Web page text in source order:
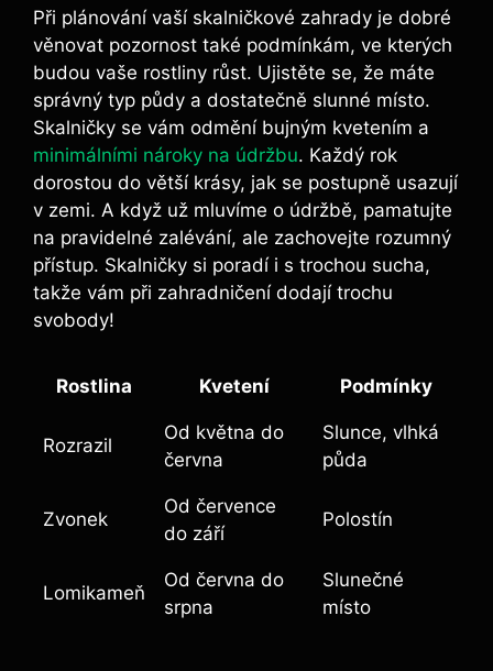
Při plánování vaší skalničkové zahrady je dobré
věnovat pozornost také podmínkám, ve kterých
budou vaše rostliny růst. Ujistěte se, že máte
správný typ půdy a dostatečně slunné místo.
Skalničky se vám odmění bujným kvetením a
minimálními nároky na údržbu. Každý rok
dorostou do větší krásy, jak se postupně usazují
v zemi. A když už mluvíme o údržbě, pamatujte
na pravidelné zalévání, ale zachovejte rozumný
přístup. Skalničky si poradí i s trochou sucha,
takže vám při zahradničení dodají trochu
svobody!
Rostlina Kvetení Podmínky
Rozrazil
Od května do
června
Slunce, vlhká
půda
Zvonek
Od července
do září
Polostín
Lomikameň
Od června do
srpna
Slunečné
místo